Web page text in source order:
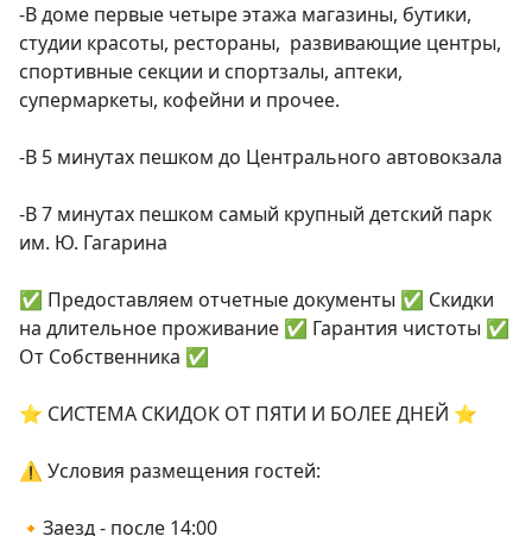
-В доме первые четыре этажа магазины, бутики,
студии красоты, рестораны,  развивающие центры,
спортивные секции и спортзалы, аптеки,
супермаркеты, кофейни и прочее.
-В 5 минутах пешком до Центрального автовокзала
-В 7 минутах пешком самый крупный детский парк
им. Ю. Гагарина
✅ Предоставляем отчетные документы ✅ Скидки
на длительное проживание ✅ Гарантия чистоты ✅
От Собственника ✅
⭐️ СИCTEМA СKИДОК ОТ ПЯТИ И БОЛEE ДHЕЙ ⭐️
⚠️ Условия размещения гостей:
🔸Заезд - после 14:00